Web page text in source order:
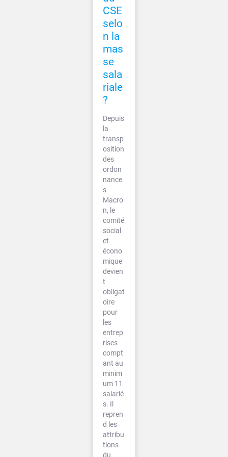
CSE
selo
n la
mas
se
sala
riale
?
Depuis
la
transp
osition
des
ordon
nance
s
Macro
n, le
comité
social
et
écono
mique
devien
t
obligat
oire
pour
les
entrep
rises
compt
ant au
minim
um 11
salarié
s. Il
repren
d les
attribu
tions
du